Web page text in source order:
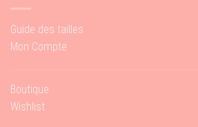
Guide des tailles
Mon Compte
Boutique
Wishlist